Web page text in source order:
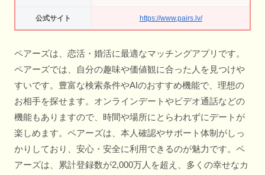
公式サイト https://www.pairs.lv/
ペアーズは、恋活・婚活に最適なマッチングアプリです。
ペアーズでは、自分の趣味や価値観に合った人を見つけや
すいです。豊富な検索条件やAIのおすすめ機能で、理想の
お相手を探せます。オンラインデートやビデオ通話などの
機能もありますので、時間や場所にとらわれずにデートが
楽しめます。ペアーズは、本人確認やサポート体制がしっ
かりしており、安心・安全に利用できるのが魅力です。ペ
アーズは、累計登録数が2,000万人を超え、多くの幸せなカ